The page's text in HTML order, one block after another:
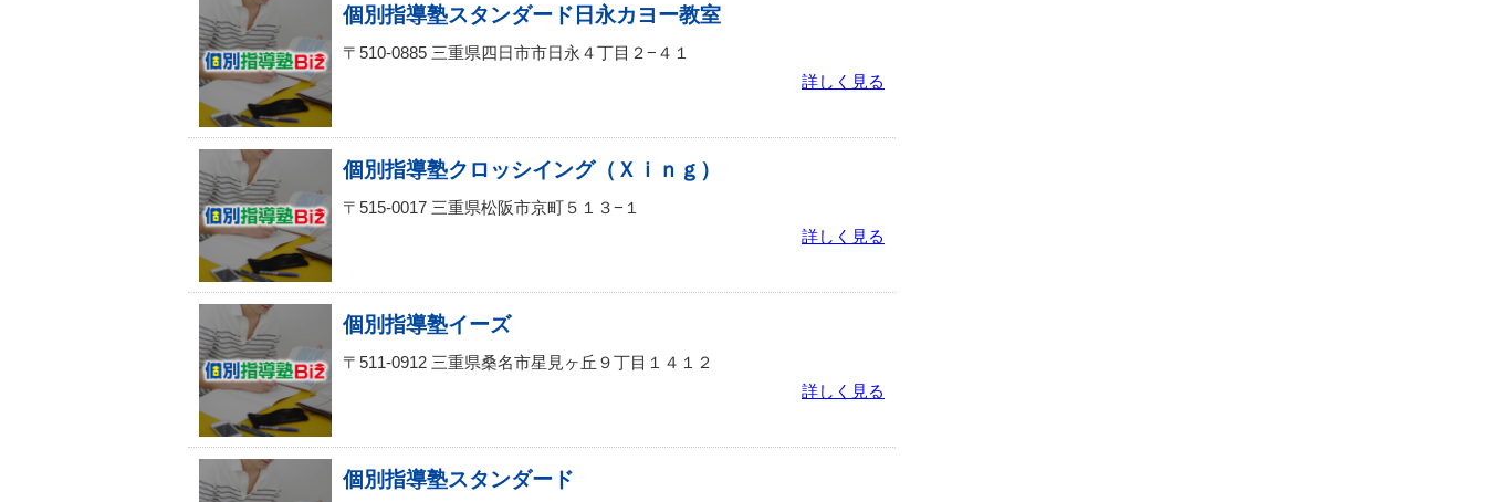
個別指導塾スタンダード日永カヨー教室
〒510-0885 三重県四日市市日永４丁目２−４１
詳しく見る
個別指導塾クロッシイング（Ｘｉｎｇ）
〒515-0017 三重県松阪市京町５１３−１
詳しく見る
個別指導塾イーズ
〒511-0912 三重県桑名市星見ヶ丘９丁目１４１２
詳しく見る
個別指導塾スタンダード